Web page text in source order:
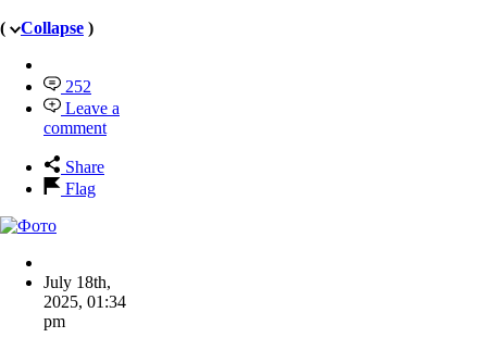
( Collapse )
252
Leave a
comment
Share
Flag
July 18th,
2025, 01:34
pm